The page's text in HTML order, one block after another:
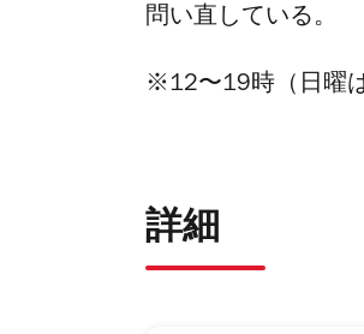
問い直している。
※12〜19時（日曜
詳細